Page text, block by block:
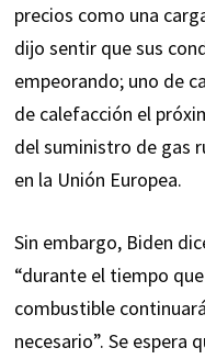
precios como una
dijo sentir que sus
empeorando; uno de
de calefacción el
del suministro de gas
en la Unión Europea.
Sin embargo, Biden
“durante el tiempo
combustible
necesario”. Se espera